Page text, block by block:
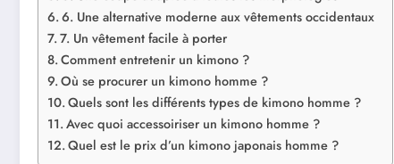
6. Une alternative moderne aux vêtements occidentaux
7. Un vêtement facile à porter
Comment entretenir un kimono ?
Où se procurer un kimono homme ?
Quels sont les différents types de kimono homme ?
Avec quoi accessoiriser un kimono homme ?
Quel est le prix d’un kimono japonais homme ?